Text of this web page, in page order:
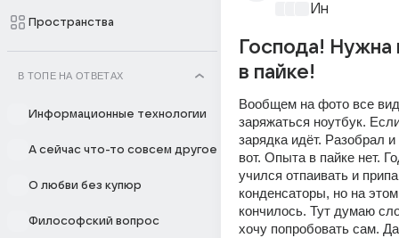
Пространства
В ТОПЕ НА ОТВЕТАХ
Информационные технологии
А сейчас что-то совсем другое
О любви без купюр
Философский вопрос
Господа!
в пайке!
Вообщем на фото все
заряжаться ноутбук.
зарядка идёт. Разобрал
вот. Опыта в пайке нет.
учился отпаивать и
конденсаторы, но на
кончилось. Тут думаю
хочу попробовать сам.